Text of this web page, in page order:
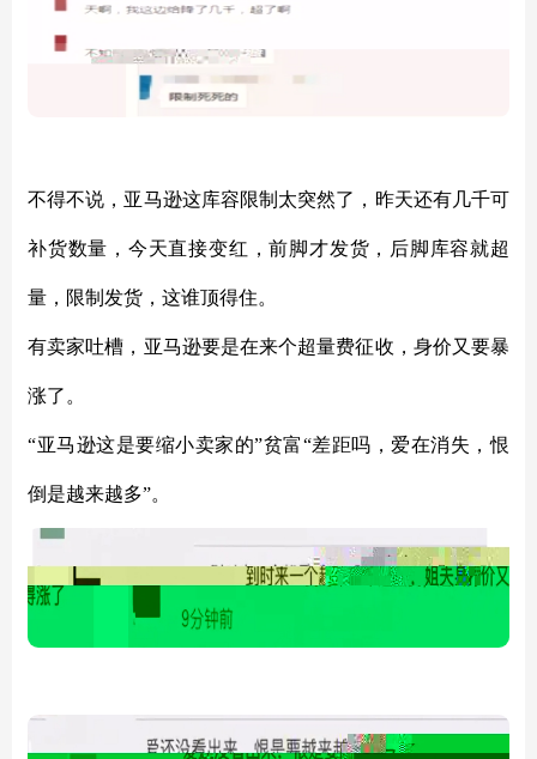
不得不说，亚马逊这库容限制太突然了，昨天还有几千可
补货数量，今天直接变红，前脚才发货，后脚库容就超
量，限制发货，这谁顶得住。
有卖家吐槽，亚马逊要是在来个超量费征收，身价又要暴
涨了。
“亚马逊这是要缩小卖家的”贫富“差距吗，爱在消失，恨
倒是越来越多”。